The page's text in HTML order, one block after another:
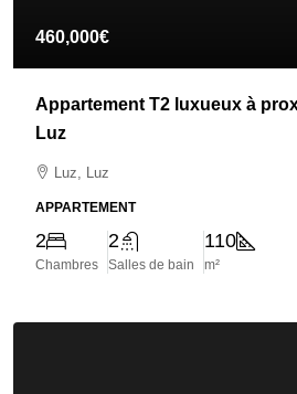
460,000€
Appartement T2 luxueux à
Luz
Luz, Luz
APPARTEMENT
2
Chambres
2
Salles de bain
110
m²